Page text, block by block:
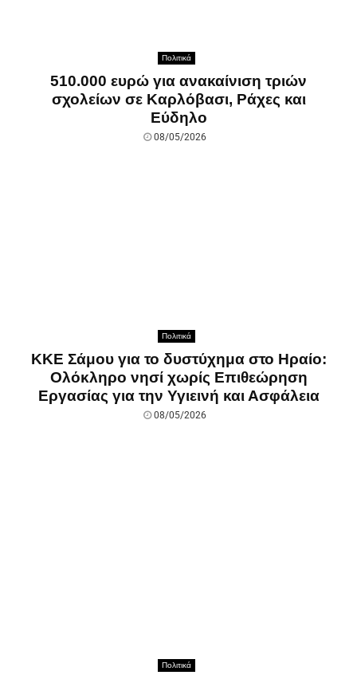
Πολιτικά
510.000 ευρώ για ανακαίνιση τριών
σχολείων σε Καρλόβασι, Ράχες και
Εύδηλο
08/05/2026
Πολιτικά
ΚΚΕ Σάμου για το δυστύχημα στο Ηραίο:
Ολόκληρο νησί χωρίς Επιθεώρηση
Εργασίας για την Υγιεινή και Ασφάλεια
08/05/2026
Πολιτικά